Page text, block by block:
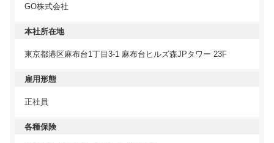
GO株式会社
本社所在地
東京都港区麻布台1丁目3-1 麻布台ヒルズ森JPタワー 23F
雇用形態
正社員
各種保険